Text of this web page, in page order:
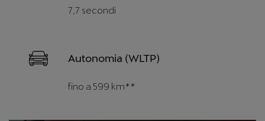
7,7 secondi
Autonomia (WLTP)
fino a 599 km**